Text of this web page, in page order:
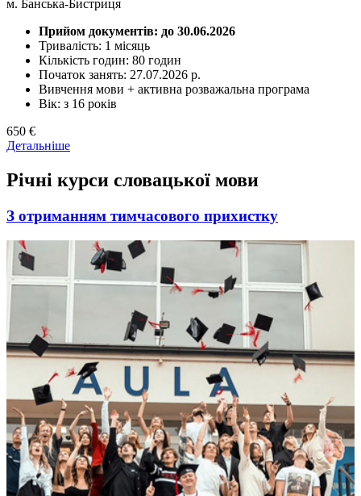
м. Банська-Бистриця
Прийом документів: до 30.06.2026
Тривалість: 1 місяць
Кількість годин: 80 годин
Початок занять: 27.07.2026 р.
Вивчення мови + активна розважальна програма
Вік: з 16 років
650 €
Детальніше
Річні курси словацької мови
З отриманням тимчасового прихистку